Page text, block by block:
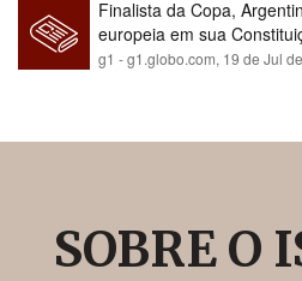
Finalista da Copa,
europeia em sua
para maioria branca
g1 - g1.globo.com, 19 de Jul
SOBRE O